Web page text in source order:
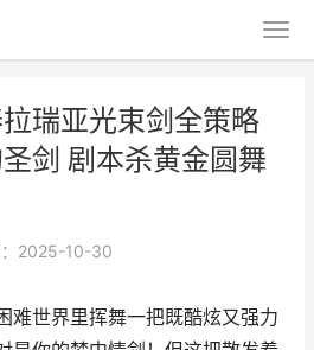
瑞亚光束剑全策略
剑 剧本杀黄金圆舞
：2025-10-30
难世界里挥舞一把既酷炫又强力